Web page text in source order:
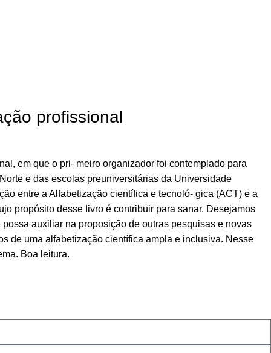
profissional
em que o pri- meiro organizador foi contemplado para
e das escolas preuniversitárias da Universidade
entre a Alfabetização científica e tecnoló- gica (ACT) e a
propósito desse livro é contribuir para sanar. Desejamos
auxiliar na proposição de outras pesquisas e novas
de uma alfabetização científica ampla e inclusiva. Nesse
Boa leitura.